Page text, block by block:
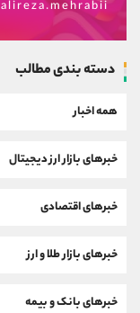
alireza.mehrabii
دسته بندی مطالب
همه اخبار
خبرهای بازار ارز دیجیتال
خبرهای اقتصادی
خبرهای بازار طلا و ارز
خبرهای بانک و بیمه